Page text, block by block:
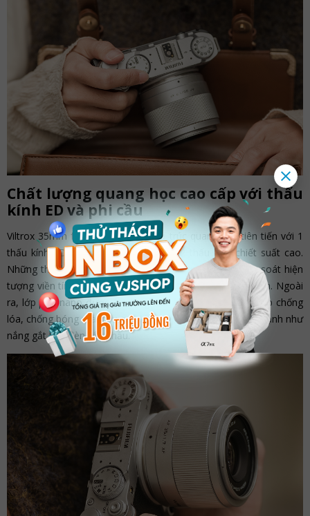
Chất lượng quang học cao cấp với thấu
kính ED và phi cầu
Viltrox 35mm f/1.7 XF sử dụng cấu trúc quang học tiên tiến với 1
thấu kính ED, 1 thấu kính phi cầu và 2 thấu kính chiết suất cao.
Những thành phần này giúp giảm thiểu quang sai, kiểm soát hiện
tượng viền tím và giữ độ sắc nét cao trên toàn khung hình. Ngoài
ra, lớp phủ nano được áp dụng trên bề mặt thấu kính giúp chống
lóa, chống bóng ma hiệu quả khi chụp dưới nguồn sáng mạnh như
nắng gắt hay đèn sân khấu.